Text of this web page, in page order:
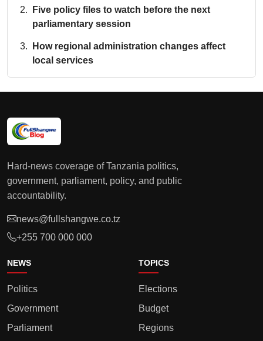
Five policy files to watch before the next
parliamentary session
How regional administration changes affect
local services
Hard-news coverage of Tanzania politics,
government, parliament, policy, and public
accountability.
news@fullshangwe.co.tz
+255 700 000 000
NEWS
Politics
Government
Parliament
TOPICS
Elections
Budget
Regions